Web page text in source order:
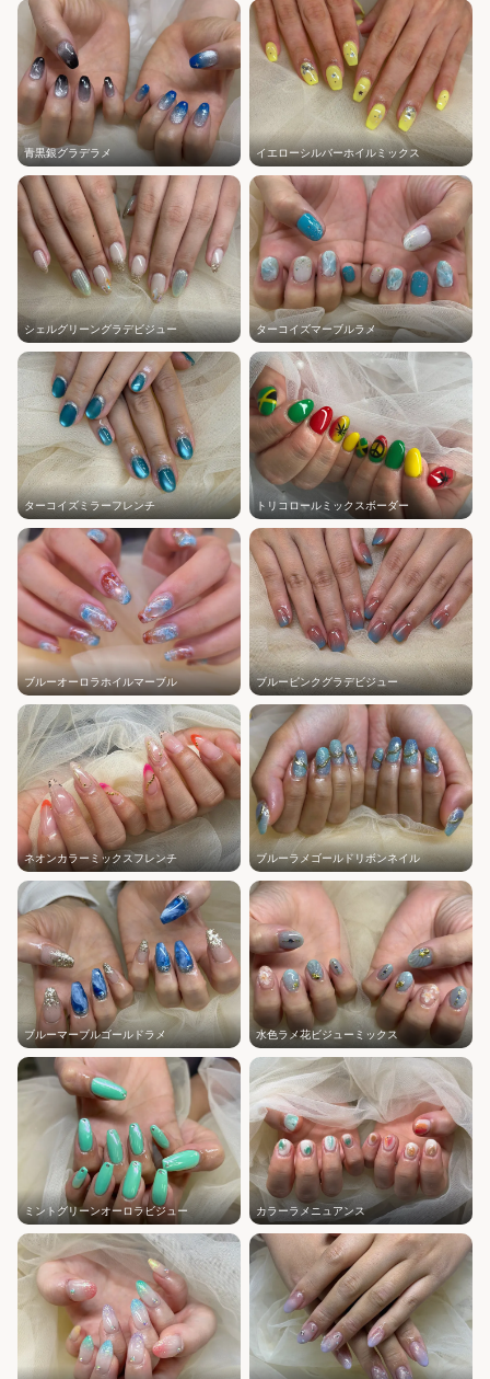
青黒銀グラデラメ イエローシルバーホイルミックス
シェルグリーングラデビジュー ターコイズマーブルラメ
ターコイズミラーフレンチ トリコロールミックスボーダー
ブルーオーロラホイルマーブル ブルーピンクグラデビジュー
ネオンカラーミックスフレンチ ブルーラメゴールドリボンネイル
ブルーマーブルゴールドラメ 水色ラメ花ビジューミックス
ミントグリーンオーロラビジュー カラーラメニュアンス